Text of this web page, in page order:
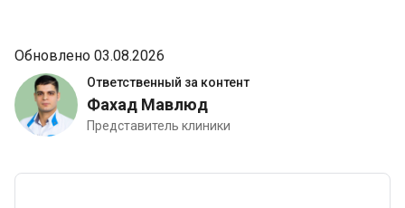
Ответственный за контент
Фахад Мавлюд
Представитель клиники
Обновлено 03.08.2026